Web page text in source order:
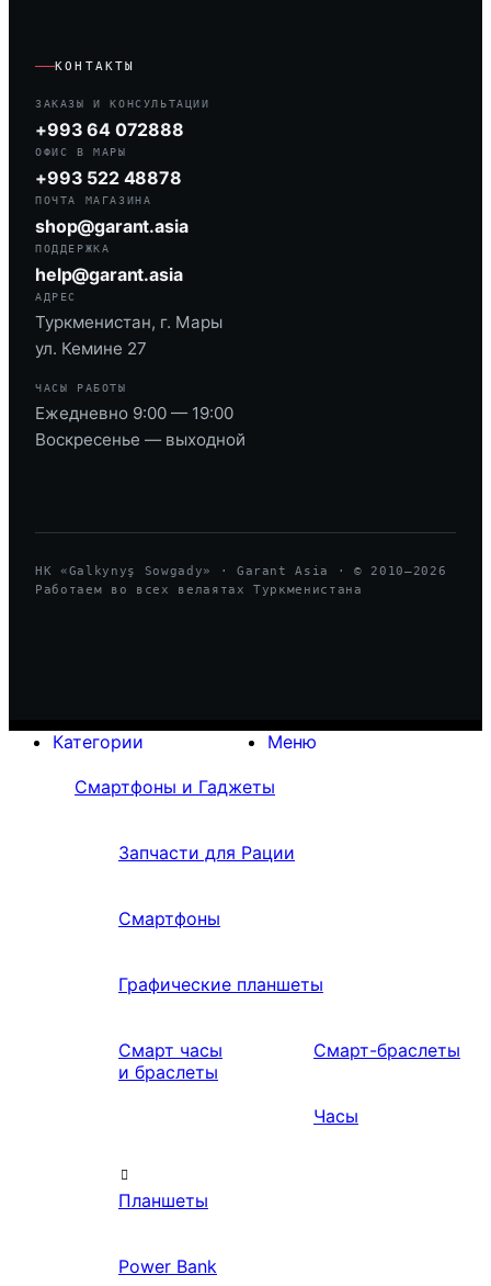
КОНТАКТЫ
ЗАКАЗЫ И КОНСУЛЬТАЦИИ
+993 64 072888
ОФИС В МАРЫ
+993 522 48878
ПОЧТА МАГАЗИНА
shop@garant.asia
ПОДДЕРЖКА
help@garant.asia
АДРЕС
Туркменистан, г. Мары
ул. Кемине 27
ЧАСЫ РАБОТЫ
Ежедневно 9:00 — 19:00
Воскресенье — выходной
HK «Galkynyş Sowgady» · Garant Asia · © 2010—2026
Работаем во всех велаятах Туркменистана
Меню
Категории
Смартфоны и Гаджеты
Запчасти для Рации
Смартфоны
Графические планшеты
Смарт часы
и браслеты
Смарт-браслеты
Часы
Планшеты
Power Bank